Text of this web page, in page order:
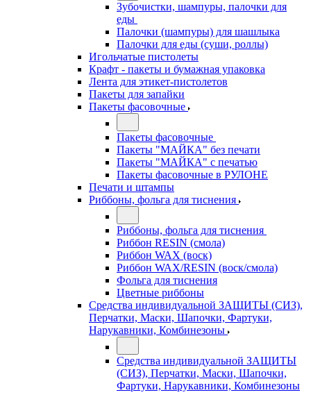
Зубочистки, шампуры, палочки для
еды
Палочки (шампуры) для шашлыка
Палочки для еды (суши, роллы)
Игольчатые пистолеты
Крафт - пакеты и бумажная упаковка
Лента для этикет-пистолетов
Пакеты для запайки
Пакеты фасовочные
Пакеты фасовочные
Пакеты "МАЙКА" без печати
Пакеты "МАЙКА" с печатью
Пакеты фасовочные в РУЛОНЕ
Печати и штампы
Риббоны, фольга для тиснения
Риббоны, фольга для тиснения
Риббон RESIN (смола)
Риббон WAX (воск)
Риббон WAX/RESIN (воск/смола)
Фольга для тиснения
Цветные риббоны
Средства индивидуальной ЗАЩИТЫ (СИЗ),
Перчатки, Маски, Шапочки, Фартуки,
Нарукавники, Комбинезоны
Средства индивидуальной ЗАЩИТЫ
(СИЗ), Перчатки, Маски, Шапочки,
Фартуки, Нарукавники, Комбинезоны